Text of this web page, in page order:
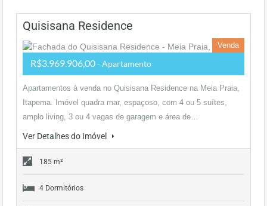
Quisisana Residence
Venda
R$3.969.906,00- Apartamento
Apartamentos à venda no Quisisana Residence na Meia Praia,
Itapema. Imóvel quadra mar, espaçoso, com 4 ou 5 suítes,
amplo living, 3 ou 4 vagas de garagem e área de…
Ver Detalhes do Imóvel
185 m²
4 Dormitórios